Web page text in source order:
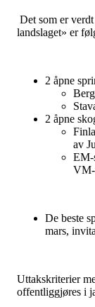
Det som er
landslaget» er
2 åpne
2 åpne
av
EM-
VM-
De beste
mars,
Uttakskriterier
offentliggjøres i